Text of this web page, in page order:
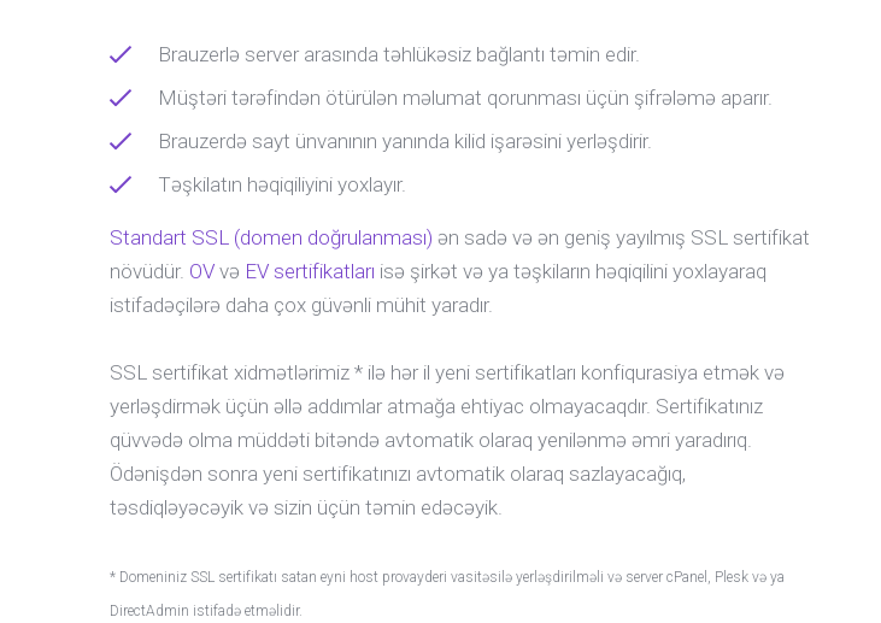
Brauzerlə server arasında təhlükəsiz bağlantı təmin edir.
Müştəri tərəfindən ötürülən məlumat qorunması üçün şifrələmə aparır.
Brauzerdə sayt ünvanının yanında kilid işarəsini yerləşdirir.
Təşkilatın həqiqiliyini yoxlayır.
Standart SSL (domen doğrulanması) ən sadə və ən geniş yayılmış SSL sertifikat
növüdür. OV və EV sertifikatları isə şirkət və ya təşkiların həqiqilini yoxlayaraq
istifadəçilərə daha çox güvənli mühit yaradır.
SSL sertifikat xidmətlərimiz * ilə hər il yeni sertifikatları konfiqurasiya etmək və
yerləşdirmək üçün əllə addımlar atmağa ehtiyac olmayacaqdır. Sertifikatınız
qüvvədə olma müddəti bitəndə avtomatik olaraq yenilənmə əmri yaradırıq.
Ödənişdən sonra yeni sertifikatınızı avtomatik olaraq sazlayacağıq,
təsdiqləyəcəyik və sizin üçün təmin edəcəyik.
* Domeniniz SSL sertifikatı satan eyni host provayderi vasitəsilə yerləşdirilməli və server cPanel, Plesk və ya
DirectAdmin istifadə etməlidir.